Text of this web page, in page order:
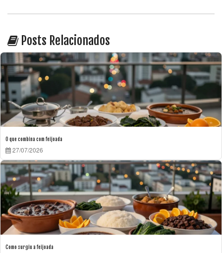
Posts Relacionados
O que combina com feijoada
27/07/2026
Como surgiu a feijoada